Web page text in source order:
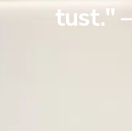
tust."